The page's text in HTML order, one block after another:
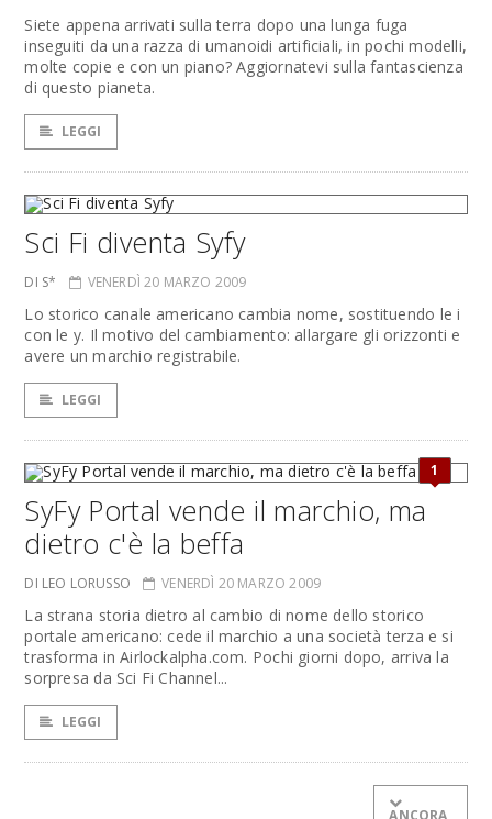
Siete appena arrivati sulla terra dopo una lunga fuga
inseguiti da una razza di umanoidi artificiali, in pochi modelli,
molte copie e con un piano? Aggiornatevi sulla fantascienza
di questo pianeta.
LEGGI
Sci Fi diventa Syfy
DI S* VENERDÌ 20 MARZO 2009
Lo storico canale americano cambia nome, sostituendo le i
con le y. Il motivo del cambiamento: allargare gli orizzonti e
avere un marchio registrabile.
LEGGI
1
SyFy Portal vende il marchio, ma
dietro c'è la beffa
DI LEO LORUSSO VENERDÌ 20 MARZO 2009
La strana storia dietro al cambio di nome dello storico
portale americano: cede il marchio a una società terza e si
trasforma in Airlockalpha.com. Pochi giorni dopo, arriva la
sorpresa da Sci Fi Channel...
LEGGI
ANCORA